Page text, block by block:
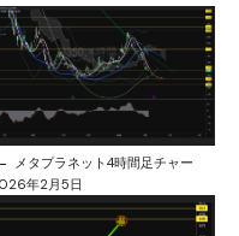
メタプラネット4時間足チャー
年2月5日